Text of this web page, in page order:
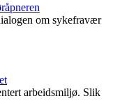
om sykefravær
arbeidsmiljø. Slik